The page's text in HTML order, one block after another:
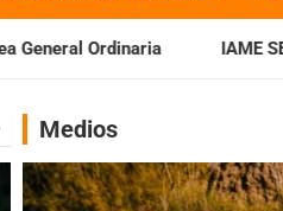
IAME SERIES ARGENTINA:
Medios